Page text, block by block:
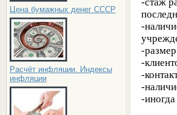
Цена бумажных денег СССР
Расчёт инфляции. Индексы
инфляции
-
-
-
-
-
-